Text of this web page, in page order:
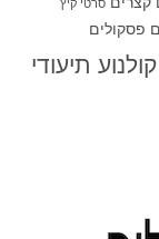
סרטי קיץ
פסקולים
קולנוע תיעודי